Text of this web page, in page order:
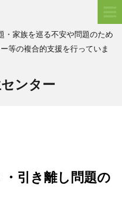
家族を巡る不安や問題のため
等の複合的支援を行っていま
ンター
引き離し問題の